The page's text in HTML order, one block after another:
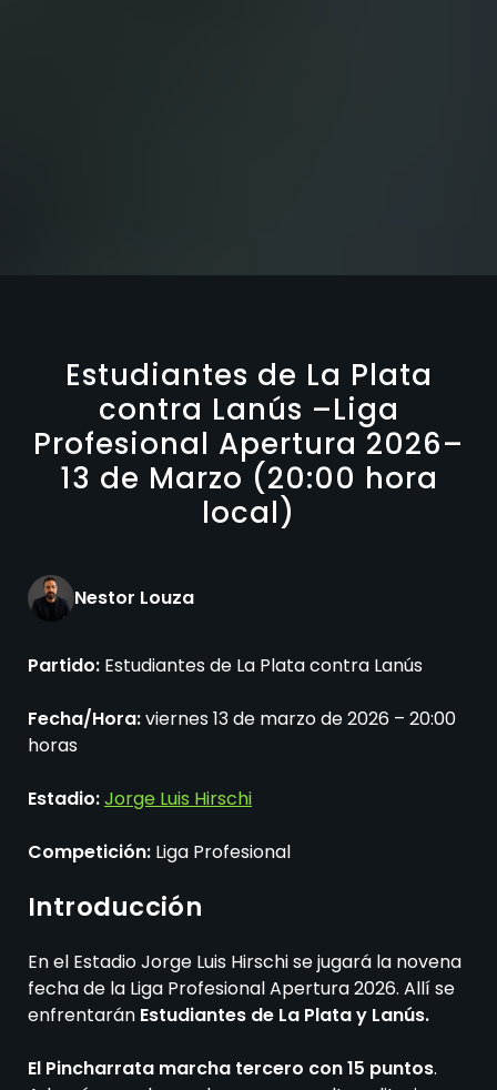
Estudiantes de La Plata
contra Lanús –Liga
Profesional Apertura 2026–
13 de Marzo (20:00 hora
local)
Nestor Louza
Partido: Estudiantes de La Plata contra Lanús
Fecha/Hora:viernes 13 de marzo de 2026 – 20:00
horas
Estadio:Jorge Luis Hirschi
Competición: Liga Profesional
Introducción
En el Estadio Jorge Luis Hirschi se jugará la novena
fecha de la Liga Profesional Apertura 2026. Allí se
enfrentarán Estudiantes de La Plata y Lanús.
El Pincharrata marcha tercero con 15 puntos.